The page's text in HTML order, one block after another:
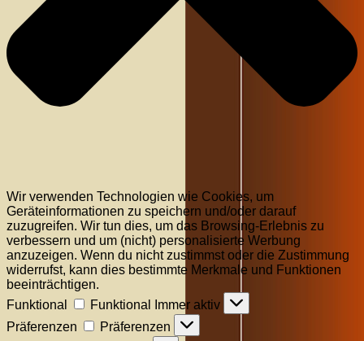
Wir verwenden Technologien wie Cookies, um
Geräteinformationen zu speichern und/oder darauf
zuzugreifen. Wir tun dies, um das Browsing-Erlebnis zu
verbessern und um (nicht) personalisierte Werbung
anzuzeigen. Wenn du nicht zustimmst oder die Zustimmung
widerrufst, kann dies bestimmte Merkmale und Funktionen
beeinträchtigen.
Funktional
Funktional
Immer aktiv
Präferenzen
Präferenzen